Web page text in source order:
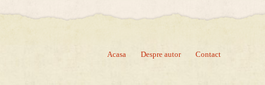
Acasa Despre autor Contact